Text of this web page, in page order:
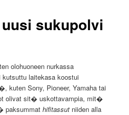
sukupolvi
olohuoneen nurkassa
laitekasa koostui
kuten Sony, Pioneer, Yamaha tai
olivat sit� uskottavampia, mit�
paksummathifitassut niiden alla